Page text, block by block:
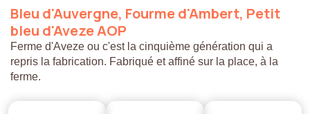
Bleu d'Auvergne, Fourmed'Ambert, Petit
bleu d'AvezeAOP
Ferme d'Aveze ou c'est la cinquième génération qui a
repris la fabrication. Fabriqué et affiné sur la place, à la
ferme.